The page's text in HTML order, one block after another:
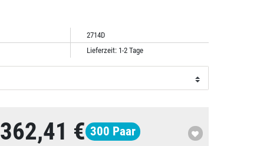
2714D
Lieferzeit: 1-2 Tage
362,41 € 300 Paar